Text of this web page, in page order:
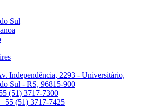
Sul
Independência, 2293 - Universitário,
Sul - RS, 96815-900
(51) 3717-7300
(51) 3717-7425